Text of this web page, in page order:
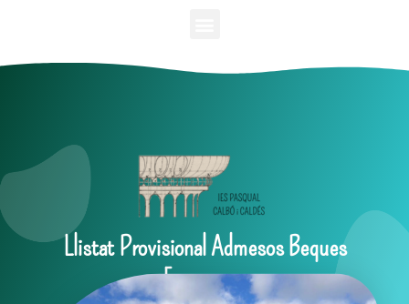
Llistat Provisional Admesos Beques
Erasmus +